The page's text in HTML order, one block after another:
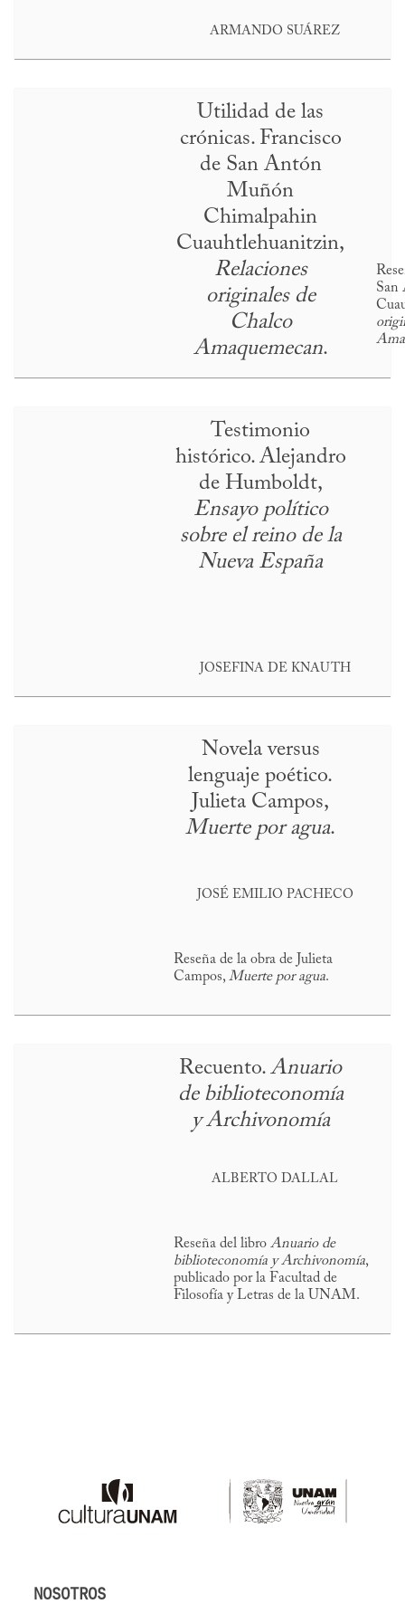
ARMANDO SUÁREZ
Utilidad de las
crónicas. Francisco
de San Antón
Muñón
Chimalpahin
Cuauhtlehuanitzin,
Relaciones
originales de
Chalco
Amaquemecan.
San
Testimonio
histórico. Alejandro
de Humboldt,
Ensayo político
sobre el reino de la
Nueva España
JOSEFINA DE KNAUTH
Novela versus
lenguaje poético.
Julieta Campos,
Muerte por agua.
JOSÉ EMILIO PACHECO
Reseña de la obra de Julieta
Campos, Muerte por agua.
Recuento. Anuario
de biblioteconomía
y Archivonomía
ALBERTO DALLAL
Reseña del libro Anuario de
biblioteconomía y Archivonomía,
publicado por la Facultad de
Filosofía y Letras de la UNAM.
NOSOTROS